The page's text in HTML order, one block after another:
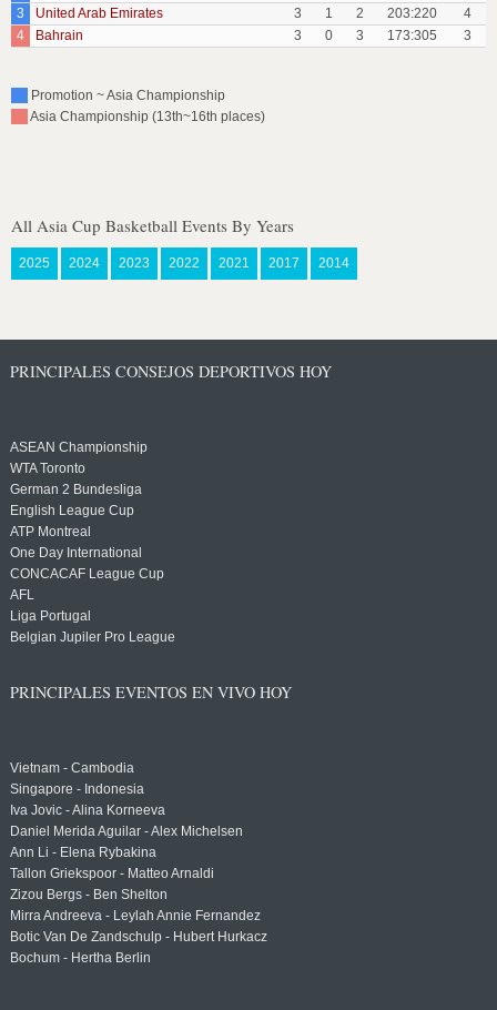
3
United Arab Emirates 3 1 2 203:220
4
4
Bahrain 3 0 3 173:305 3
Promotion ~ Asia Championship
Asia Championship (13th~16th places)
All Asia Cup Basketball Events By Years
2025 2024 2023 2022 2021 2017 2014
PRINCIPALES CONSEJOS DEPORTIVOS HOY
ASEAN Championship
WTA Toronto
German 2 Bundesliga
English League Cup
ATP Montreal
One Day International
CONCACAF League Cup
AFL
Liga Portugal
Belgian Jupiler Pro League
PRINCIPALES EVENTOS EN VIVO HOY
Vietnam - Cambodia
Singapore - Indonesia
Iva Jovic - Alina Korneeva
Daniel Merida Aguilar - Alex Michelsen
Ann Li - Elena Rybakina
Tallon Griekspoor - Matteo Arnaldi
Zizou Bergs - Ben Shelton
Mirra Andreeva - Leylah Annie Fernandez
Botic Van De Zandschulp - Hubert Hurkacz
Bochum - Hertha Berlin